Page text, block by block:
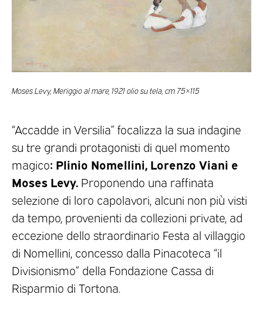
Moses Levy, Meriggio al mare, 1921 olio su tela, cm 75×115
“Accadde in Versilia” focalizza la sua indagine
su tre grandi protagonisti di quel momento
magico: Plinio Nomellini, Lorenzo Viani e
Moses Levy. Proponendo una raffinata
selezione di loro capolavori, alcuni non più visti
da tempo, provenienti da collezioni private, ad
eccezione dello straordinario Festa al villaggio
di Nomellini, concesso dalla Pinacoteca “il
Divisionismo” della Fondazione Cassa di
Risparmio di Tortona.